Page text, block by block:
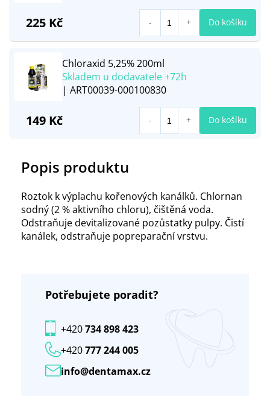
Popis produktu
Roztok k výplachu kořenových kanálků. Chlornan
sodný (2 % aktivního chloru), čištěná voda.
Odstraňuje devitalizované pozůstatky pulpy. Čistí
kanálek, odstraňuje popreparační vrstvu.
Potřebujete poradit?
info@dentamax.cz
+420777 244 005
+420734 898 423
225 Kč Do košíku
Chloraxid 5,25% 200ml
Skladem u dodavatele +72h
| ART00039-000100830
149 Kč Do košíku